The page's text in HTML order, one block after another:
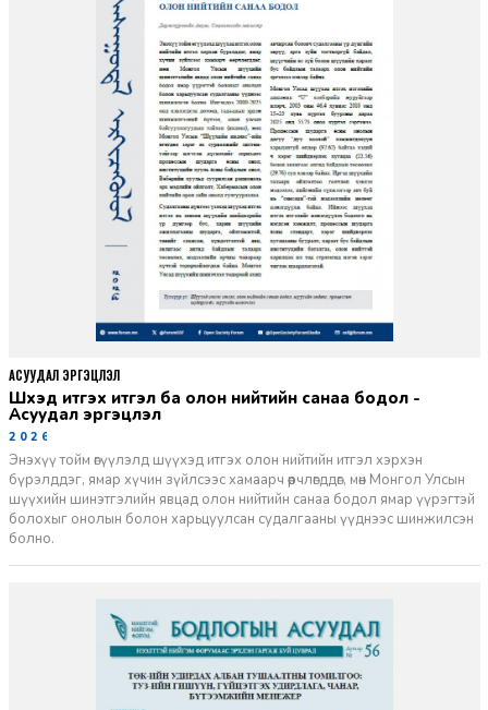
Шүүхэд итгэх итгэл ба олон нийтийн санаа бодол -
Асуудал эргэцүүлэл
2026-06-11
Энэхүү тойм өгүүлэлд шүүхэд итгэх олон нийтийн итгэл хэрхэн
бүрэлддэг, ямар хүчин зүйлсээс хамаарч өөрчлөгддөг, мөн Монгол Улсын
шүүхийн шинэтгэлийн явцад олон нийтийн санаа бодол ямар үүрэгтэй
болохыг онолын болон харьцуулсан судалгааны үүднээс шинжилсэн
болно.
АСУУДАЛ ЭРГЭЦҮҮЛЭЛ